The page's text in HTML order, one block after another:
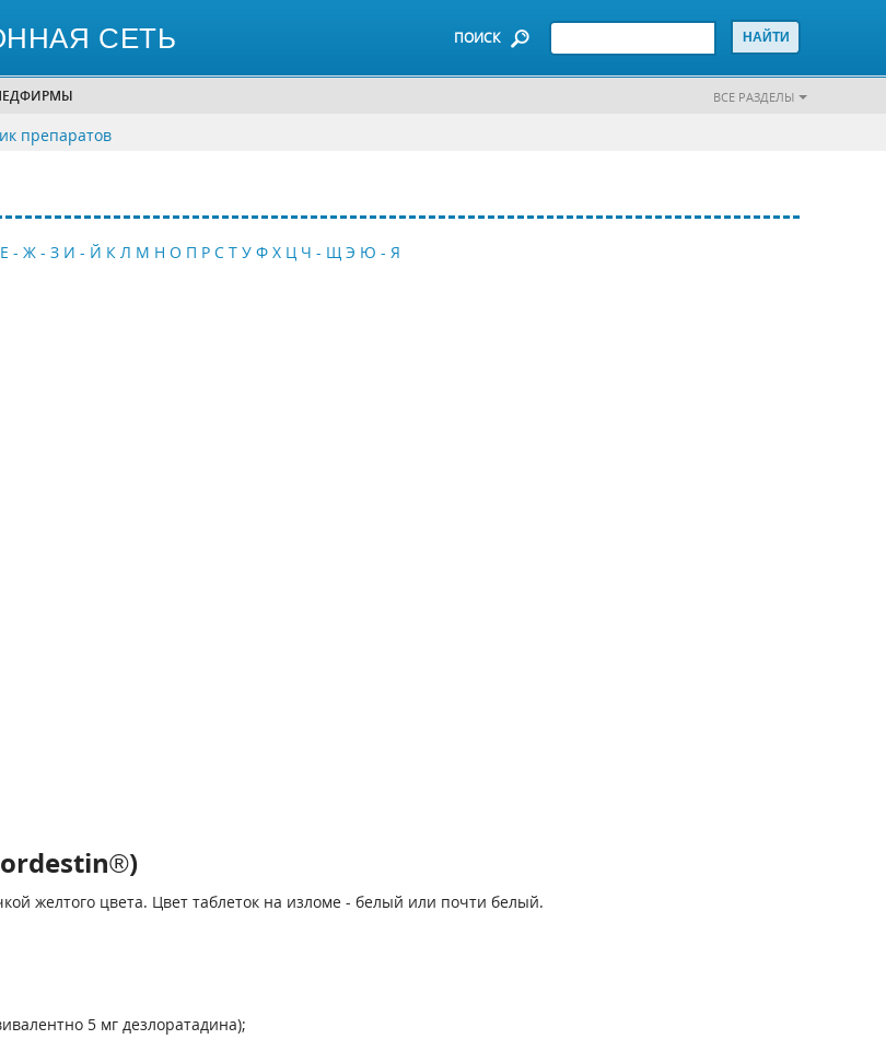
СЕТЬ ПОИСК
ВСЕ РАЗДЕЛЫ
препаратов
Е - Ж - З И - Й К Л М Н О П Р С Т У Ф Х Ц Ч - Щ Э Ю - Я
желтого цвета. Цвет таблеток на изломе - белый или почти белый.
5 мг дезлоратадина);